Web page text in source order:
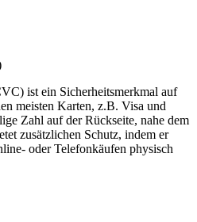
ist ein Sicherheitsmerkmal auf
meisten Karten, z.B. Visa und
Zahl auf der Rückseite, nahe dem
zusätzlichen Schutz, indem er
oder Telefonkäufen physisch